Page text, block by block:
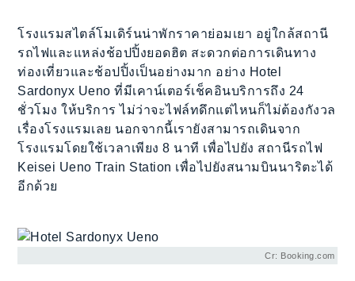
โรงแรมสไตล์โมเดิร์นน่าพักราคาย่อมเยา อยู่ใกล้สถานี
รถไฟและแหล่งช้อปปิ้งยอดฮิต สะดวกต่อการเดินทาง
ท่องเที่ยวและช้อปปิ้งเป็นอย่างมาก อย่าง Hotel
Sardonyx Ueno ที่มีเคาน์เตอร์เช็คอินบริการถึง 24
ชั่วโมง ให้บริการ ไม่ว่าจะไฟล์ทดึกแต่ไหนก็ไม่ต้องกังวล
เรื่องโรงแรมเลย นอกจากนี้เรายังสามารถเดินจาก
โรงแรมโดยใช้เวลาเพียง 8 นาที เพื่อไปยัง สถานีรถไฟ
Keisei Ueno Train Station เพื่อไปยังสนามบินนาริตะได้
อีกด้วย
Cr: Booking.com